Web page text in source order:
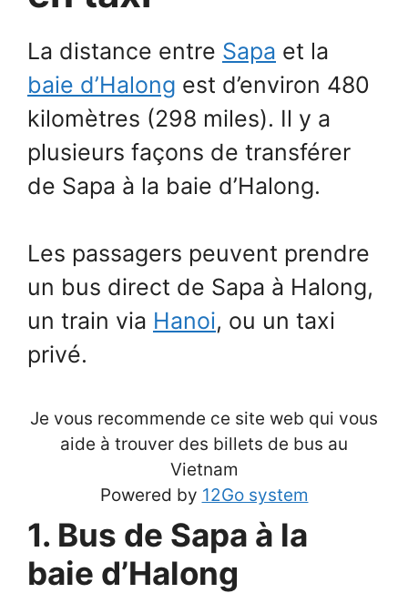
La distance entre Sapa et la
baie d’Halong est d’environ 480
kilomètres (298 miles). Il y a
plusieurs façons de transférer
de Sapa à la baie d’Halong.
Les passagers peuvent prendre
un bus direct de Sapa à Halong,
un train via Hanoi, ou un taxi
privé.
Je vous recommende ce site web qui vous
aide à trouver des billets de bus au
Vietnam
Powered by 12Go system
1. Bus de Sapa à la
baie d’Halong